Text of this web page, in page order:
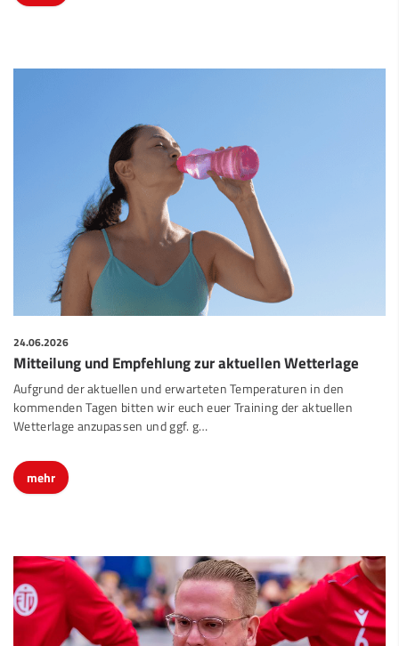
Mitteilung und Empfehlung zur aktuellen Wetterlage
Aufgrund der aktuellen und erwarteten Temperaturen in den
kommenden Tagen bitten wir euch euer Training der aktuellen
Wetterlage anzupassen und ggf. g…
mehr